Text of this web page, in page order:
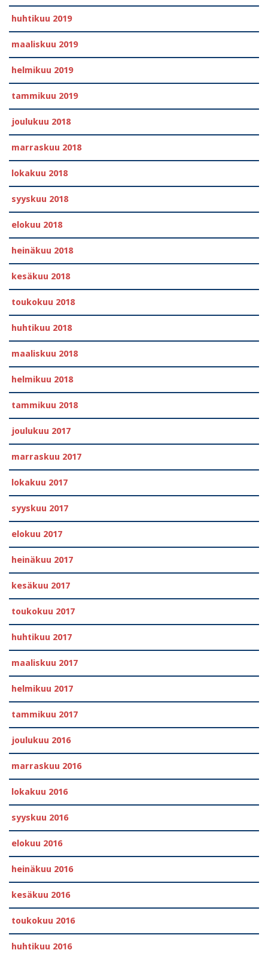
huhtikuu 2019
maaliskuu 2019
helmikuu 2019
tammikuu 2019
joulukuu 2018
marraskuu 2018
lokakuu 2018
syyskuu 2018
elokuu 2018
heinäkuu 2018
kesäkuu 2018
toukokuu 2018
huhtikuu 2018
maaliskuu 2018
helmikuu 2018
tammikuu 2018
joulukuu 2017
marraskuu 2017
lokakuu 2017
syyskuu 2017
elokuu 2017
heinäkuu 2017
kesäkuu 2017
toukokuu 2017
huhtikuu 2017
maaliskuu 2017
helmikuu 2017
tammikuu 2017
joulukuu 2016
marraskuu 2016
lokakuu 2016
syyskuu 2016
elokuu 2016
heinäkuu 2016
kesäkuu 2016
toukokuu 2016
huhtikuu 2016